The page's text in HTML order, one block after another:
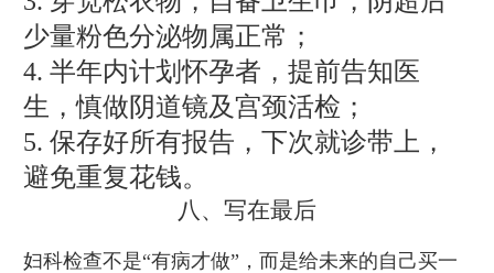
少量粉色分泌物属正常；
4. 半年内计划怀孕者，提前告知医
生，慎做阴道镜及宫颈活检；
5. 保存好所有报告，下次就诊带上，
避免重复花钱。
八、写在最后
妇科检查不是“有病才做”，而是给未来的自己买一